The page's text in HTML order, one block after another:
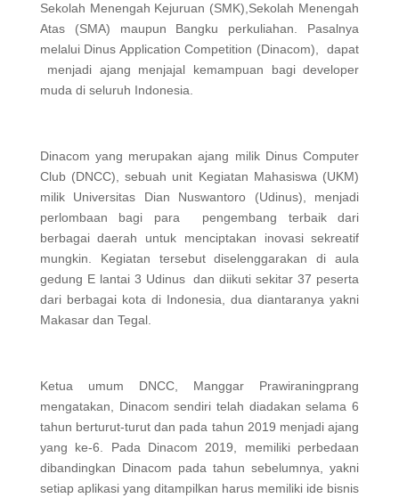
Sekolah Menengah Kejuruan (SMK),Sekolah Menengah
Atas (SMA) maupun Bangku perkuliahan. Pasalnya
melalui Dinus Application Competition (Dinacom), dapat
menjadi ajang menjajal kemampuan bagi developer
muda di seluruh Indonesia.
Dinacom yang merupakan ajang milik Dinus Computer
Club (DNCC), sebuah unit Kegiatan Mahasiswa (UKM)
milik Universitas Dian Nuswantoro (Udinus), menjadi
perlombaan bagi para pengembang terbaik dari
berbagai daerah untuk menciptakan inovasi sekreatif
mungkin. Kegiatan tersebut diselenggarakan di aula
gedung E lantai 3 Udinus dan diikuti sekitar 37 peserta
dari berbagai kota di Indonesia, dua diantaranya yakni
Makasar dan Tegal.
Ketua umum DNCC, Manggar Prawiraningprang
mengatakan, Dinacom sendiri telah diadakan selama 6
tahun berturut-turut dan pada tahun 2019 menjadi ajang
yang ke-6. Pada Dinacom 2019, memiliki perbedaan
dibandingkan Dinacom pada tahun sebelumnya, yakni
setiap aplikasi yang ditampilkan harus memiliki ide bisnis